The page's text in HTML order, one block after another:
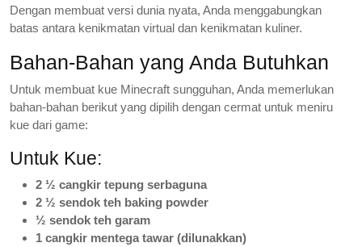
Dengan membuat versi dunia nyata, Anda menggabungkan
batas antara kenikmatan virtual dan kenikmatan kuliner.
Bahan-Bahan yang Anda Butuhkan
Untuk membuat kue Minecraft sungguhan, Anda memerlukan
bahan-bahan berikut yang dipilih dengan cermat untuk meniru
kue dari game:
Untuk Kue:
2 ½ cangkir tepung serbaguna
2 ½ sendok teh baking powder
½ sendok teh garam
1 cangkir mentega tawar (dilunakkan)